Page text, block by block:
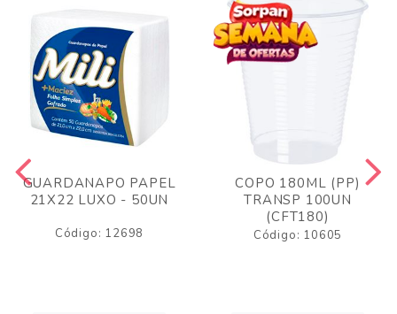
GUARDANAPO PAPEL
21X22 LUXO - 50UN
Código: 12698
COPO 180ML (PP)
TRANSP 100UN
(CFT180)
Código: 10605